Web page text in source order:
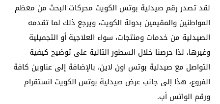
لقد تصدر رقم صيدلية بوتس الكويت محركات البحث من معظم
المواطنين والمقيمين بدولة الكويت، ويرجع ذلك لما تقدمه
الصيدلية من خدمات ومنتجات، سواء العلاجية أو التجميلية
وغيرها، لذا حرصنا خلال السطور التالية على توضيح كيفية
التواصل مع صيدلية بوتس اون لاين، بالإضافة إلى عناوين كافة
الفروع، هذا إلى جانب عرض صيدلية بوتس الكويت انستقرام
ورقم الواتس أب.